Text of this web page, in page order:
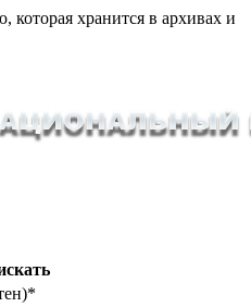
хранится в архивах и